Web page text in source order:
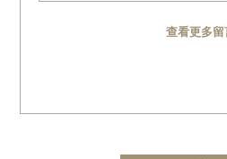
查看更多留